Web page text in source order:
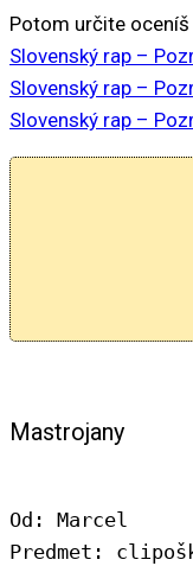
Potom určite
Slovenský rap –
Slovenský rap –
Slovenský rap –
Mastrojany
Od: Marcel
Predmet: